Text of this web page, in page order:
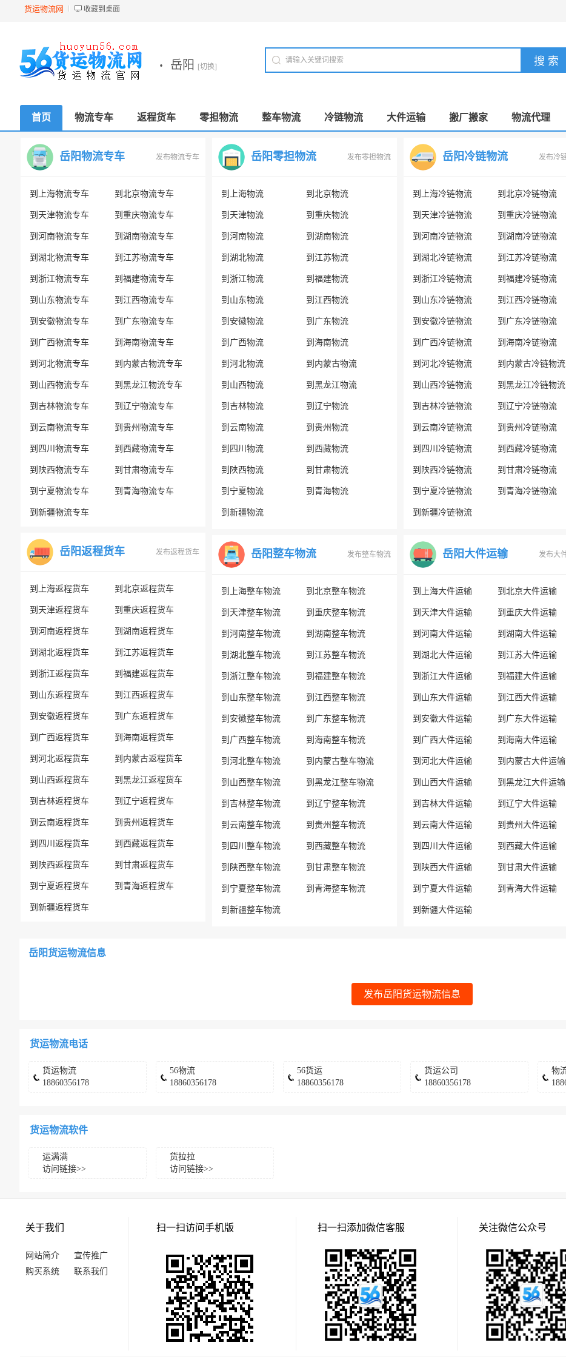
货运物流网 收藏到桌面
· 岳阳 [切换]
首页 物流专车 返程货车 零担物流 整车物流 冷链物流 大件运输 搬厂搬家 物流代理
岳阳物流专车 发布物流专车
到上海物流专车 到北京物流专车
到天津物流专车 到重庆物流专车
到河南物流专车 到湖南物流专车
到湖北物流专车 到江苏物流专车
到浙江物流专车 到福建物流专车
到山东物流专车 到江西物流专车
到安徽物流专车 到广东物流专车
到广西物流专车 到海南物流专车
到河北物流专车 到内蒙古物流专车
到山西物流专车 到黑龙江物流专车
到吉林物流专车 到辽宁物流专车
到云南物流专车 到贵州物流专车
到四川物流专车 到西藏物流专车
到陕西物流专车 到甘肃物流专车
到宁夏物流专车 到青海物流专车
到新疆物流专车
岳阳返程货车 发布返程货车
到上海返程货车 到北京返程货车
到天津返程货车 到重庆返程货车
到河南返程货车 到湖南返程货车
到湖北返程货车 到江苏返程货车
到浙江返程货车 到福建返程货车
到山东返程货车 到江西返程货车
到安徽返程货车 到广东返程货车
到广西返程货车 到海南返程货车
到河北返程货车 到内蒙古返程货车
到山西返程货车 到黑龙江返程货车
到吉林返程货车 到辽宁返程货车
到云南返程货车 到贵州返程货车
到四川返程货车 到西藏返程货车
到陕西返程货车 到甘肃返程货车
到宁夏返程货车 到青海返程货车
到新疆返程货车
岳阳零担物流 发布零担物流
到上海物流 到北京物流
到天津物流 到重庆物流
到河南物流 到湖南物流
到湖北物流 到江苏物流
到浙江物流 到福建物流
到山东物流 到江西物流
到安徽物流 到广东物流
到广西物流 到海南物流
到河北物流 到内蒙古物流
到山西物流 到黑龙江物流
到吉林物流 到辽宁物流
到云南物流 到贵州物流
到四川物流 到西藏物流
到陕西物流 到甘肃物流
到宁夏物流 到青海物流
到新疆物流
岳阳整车物流 发布整车物流
到上海整车物流 到北京整车物流
到天津整车物流 到重庆整车物流
到河南整车物流 到湖南整车物流
到湖北整车物流 到江苏整车物流
到浙江整车物流 到福建整车物流
到山东整车物流 到江西整车物流
到安徽整车物流 到广东整车物流
到广西整车物流 到海南整车物流
到河北整车物流 到内蒙古整车物流
到山西整车物流 到黑龙江整车物流
到吉林整车物流 到辽宁整车物流
到云南整车物流 到贵州整车物流
到四川整车物流 到西藏整车物流
到陕西整车物流 到甘肃整车物流
到宁夏整车物流 到青海整车物流
到新疆整车物流
岳阳冷链物流 发布冷
到上海冷链物流 到北京冷链物流
到天津冷链物流 到重庆冷链物流
到河南冷链物流 到湖南冷链物流
到湖北冷链物流 到江苏冷链物流
到浙江冷链物流 到福建冷链物流
到山东冷链物流 到江西冷链物流
到安徽冷链物流 到广东冷链物流
到广西冷链物流 到海南冷链物流
到河北冷链物流 到内蒙古冷链物流
到山西冷链物流 到黑龙江冷链物流
到吉林冷链物流 到辽宁冷链物流
到云南冷链物流 到贵州冷链物流
到四川冷链物流 到西藏冷链物流
到陕西冷链物流 到甘肃冷链物流
到宁夏冷链物流 到青海冷链物流
到新疆冷链物流
岳阳大件运输 发布大
到上海大件运输 到北京大件运输
到天津大件运输 到重庆大件运输
到河南大件运输 到湖南大件运输
到湖北大件运输 到江苏大件运输
到浙江大件运输 到福建大件运输
到山东大件运输 到江西大件运输
到安徽大件运输 到广东大件运输
到广西大件运输 到海南大件运输
到河北大件运输 到内蒙古大件运输
到山西大件运输 到黑龙江大件运输
到吉林大件运输 到辽宁大件运输
到云南大件运输 到贵州大件运输
到四川大件运输 到西藏大件运输
到陕西大件运输 到甘肃大件运输
到宁夏大件运输 到青海大件运输
到新疆大件运输
岳阳货运物流信息
发布岳阳货运物流信息
货运物流电话
货运物流
18860356178
56物流
18860356178
56货运
18860356178
货运公司
18860356178
物
货运物流软件
运满满
访问链接>>
货拉拉
访问链接>>
关于我们
网站简介
宣传推广
购买系统
联系我们
扫一扫访问手机版 扫一扫添加微信客服 关注微信公众号